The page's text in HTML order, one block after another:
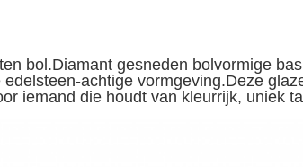
bol.Diamant gesneden bolvormige
achtige vormgeving.Deze
iemand die houdt van kleurrijk, uniek